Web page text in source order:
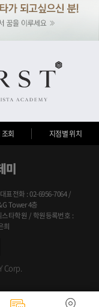
회 지점별 위치
표전화 : 02-6956-7064 /
Tower 4층
타학원 / 학원등록번호 :
희
Corp.